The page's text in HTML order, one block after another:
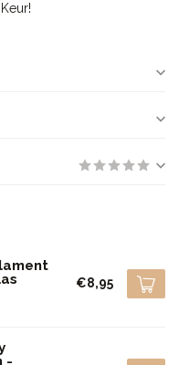
€8,95
-